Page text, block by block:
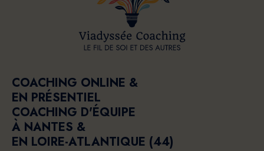
COACHING ONLINE &
EN PRÉSENTIEL
COACHING D'ÉQUIPE
À NANTES &
EN LOIRE-ATLANTIQUE (44)